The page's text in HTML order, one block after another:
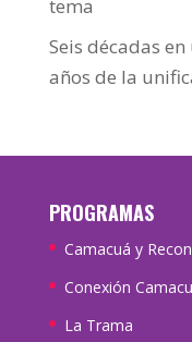
tema
Seis décadas
años de la
PROGRAMAS
Camacuá y
Conexión
La Trama